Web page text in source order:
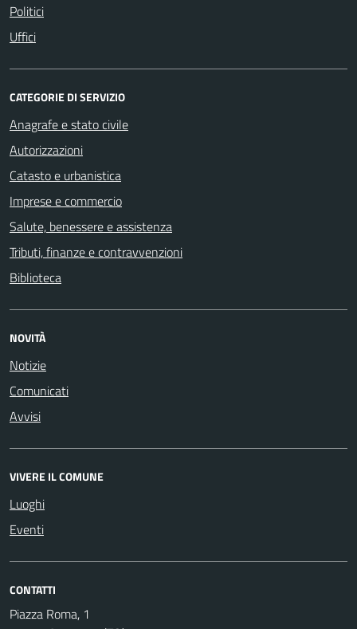
Politici
Uffici
CATEGORIE DI SERVIZIO
Anagrafe e stato civile
Autorizzazioni
Catasto e urbanistica
Imprese e commercio
Salute, benessere e assistenza
Tributi, finanze e contravvenzioni
Biblioteca
NOVITÀ
Notizie
Comunicati
Avvisi
VIVERE IL COMUNE
Luoghi
Eventi
CONTATTI
Piazza Roma, 1